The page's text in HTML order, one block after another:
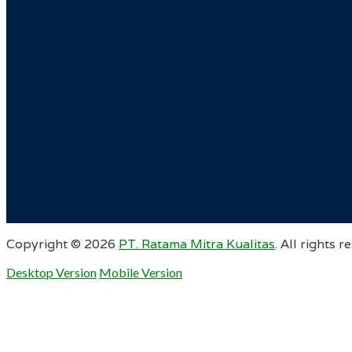
Copyright © 2026 PT. Ratama Mitra Kualitas. All rights
Desktop Version Mobile Version